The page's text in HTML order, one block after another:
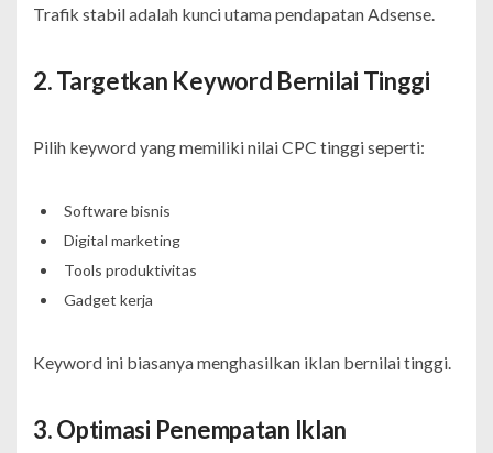
Trafik stabil adalah kunci utama pendapatan Adsense.
2. Targetkan Keyword Bernilai Tinggi
Pilih keyword yang memiliki nilai CPC tinggi seperti:
Software bisnis
Digital marketing
Tools produktivitas
Gadget kerja
Keyword ini biasanya menghasilkan iklan bernilai tinggi.
3. Optimasi Penempatan Iklan